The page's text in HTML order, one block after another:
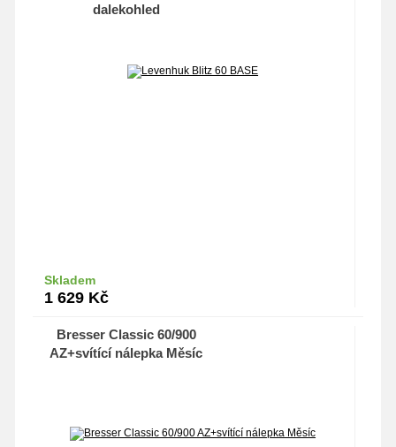
dalekohled
Skladem
1 629 Kč
Bresser Classic 60/900
AZ+svítící nálepka Měsíc